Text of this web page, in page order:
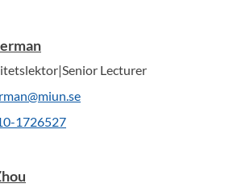
Lecturer
1726527